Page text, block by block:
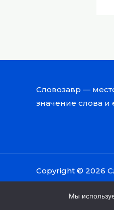
Словозавр —
значение слова и
Copyright © 2026
Мы